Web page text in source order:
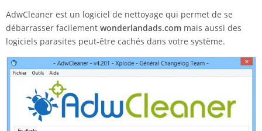
AdwCleaner est un logiciel de nettoyage qui permet de se
débarrasser facilement wonderlandads.com mais aussi des
logiciels parasites peut-être cachés dans votre système.